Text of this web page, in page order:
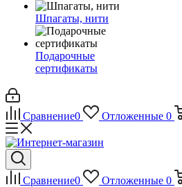
Шпагаты, нити
Подарочные
сертификаты
Сравнение0 Отложенные 0
Сравнение0 Отложенные 0